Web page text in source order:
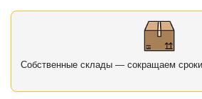
Собственные склады — сокращаем